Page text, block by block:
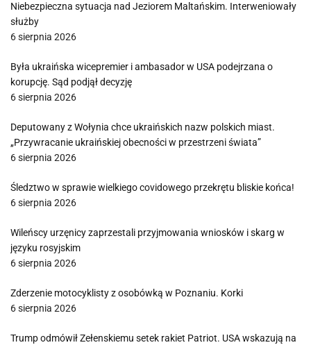
Niebezpieczna sytuacja nad Jeziorem Maltańskim. Interweniowały
służby
6 sierpnia 2026
Była ukraińska wicepremier i ambasador w USA podejrzana o
korupcję. Sąd podjął decyzję
6 sierpnia 2026
Deputowany z Wołynia chce ukraińskich nazw polskich miast.
„Przywracanie ukraińskiej obecności w przestrzeni świata”
6 sierpnia 2026
Śledztwo w sprawie wielkiego covidowego przekrętu bliskie końca!
6 sierpnia 2026
Wileńscy urzęnicy zaprzestali przyjmowania wniosków i skarg w
języku rosyjskim
6 sierpnia 2026
Zderzenie motocyklisty z osobówką w Poznaniu. Korki
6 sierpnia 2026
Trump odmówił Zełenskiemu setek rakiet Patriot. USA wskazują na